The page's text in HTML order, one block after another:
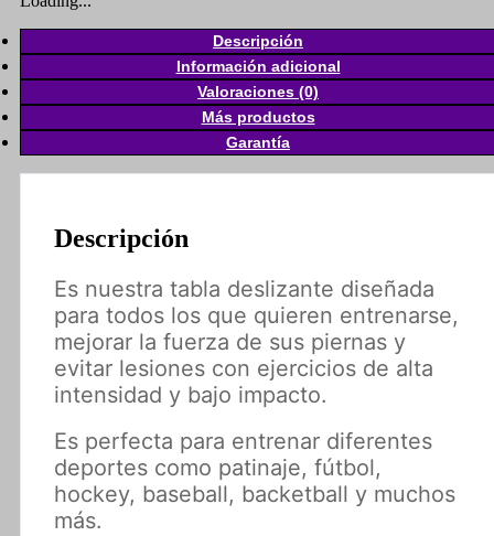
Descripción
Información adicional
Valoraciones (0)
Más productos
Garantía
Descripción
Es nuestra tabla deslizante diseñada
para todos los que quieren entrenarse,
mejorar la fuerza de sus piernas y
evitar lesiones con ejercicios de alta
intensidad y bajo impacto.
Es perfecta para entrenar diferentes
deportes como patinaje, fútbol,
hockey, baseball, backetball y muchos
más.